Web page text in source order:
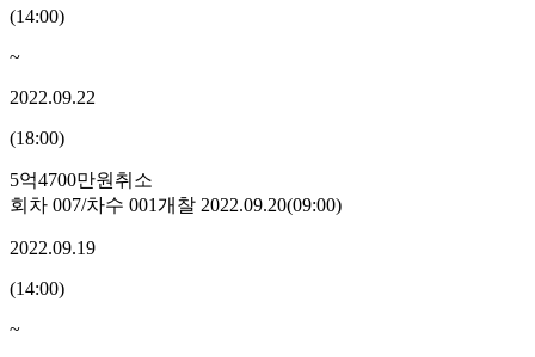
(14:00)
~
2022.09.22
(18:00)
5억4700만원 취소
회차 007/차수 001개찰 2022.09.20(09:00)
2022.09.19
(14:00)
~